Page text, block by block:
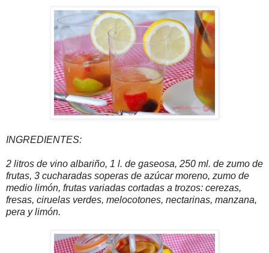
INGREDIENTES:
2 litros de vino albariño, 1 l. de gaseosa, 250 ml. de zumo de
frutas, 3 cucharadas soperas de azúcar moreno, zumo de
medio limón, frutas variadas cortadas a trozos: cerezas,
fresas, ciruelas verdes, melocotones, nectarinas, manzana,
pera y limón.